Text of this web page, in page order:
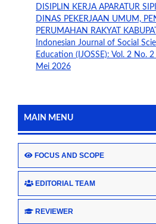
DISIPLIN KERJA APARATUR
DINAS PEKERJAAN UMUM,
PERUMAHAN RAKYAT
Indonesian Journal of Social
Education (IJOSSE): Vol. 2 No.
Mei 2026
MAIN MENU
FOCUS AND SCOPE
EDITORIAL TEAM
REVIEWER